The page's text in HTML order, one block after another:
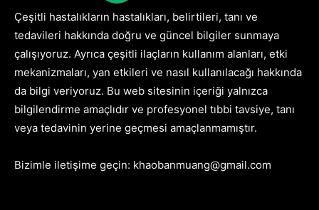
Çeşitli hastalıkların hastalıkları, belirtileri, tanı ve
tedavileri hakkında doğru ve güncel bilgiler sunmaya
çalışıyoruz. Ayrıca çeşitli ilaçların kullanım alanları, etki
mekanizmaları, yan etkileri ve nasıl kullanılacağı hakkında
da bilgi veriyoruz. Bu web sitesinin içeriği yalnızca
bilgilendirme amaçlıdır ve profesyonel tıbbi tavsiye, tanı
veya tedavinin yerine geçmesi amaçlanmamıştır.
Bizimle iletişime geçin: khaobanmuang@gmail.com